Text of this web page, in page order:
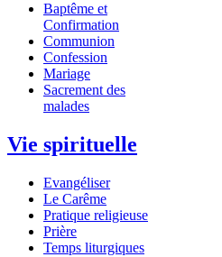
Baptême et
Confirmation
Communion
Confession
Mariage
Sacrement des
malades
Vie spirituelle
Evangéliser
Le Carême
Pratique religieuse
Prière
Temps liturgiques